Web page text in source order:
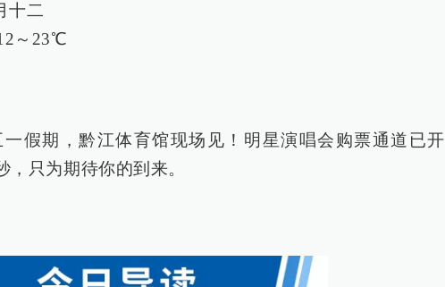
十二
～23℃
假期，黔江体育馆现场见！明星演唱会购票通道已开
，只为期待你的到来。